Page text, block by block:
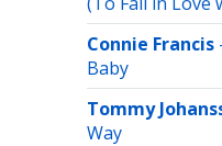
Connie Francis
Baby
Tommy
Way